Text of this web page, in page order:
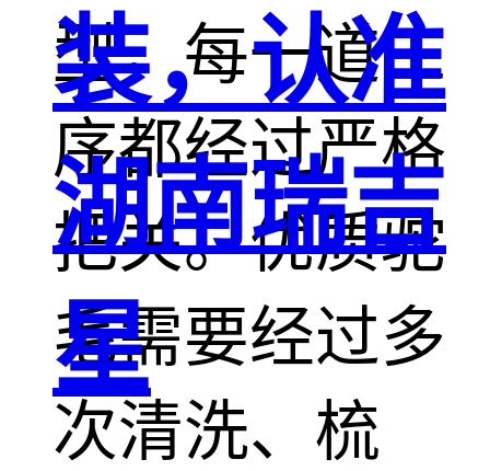
型，每一道工
序都经过严格
把关。优质驼
毛需要经过多
次清洗、梳
装，认准
湖南瑞吉
星